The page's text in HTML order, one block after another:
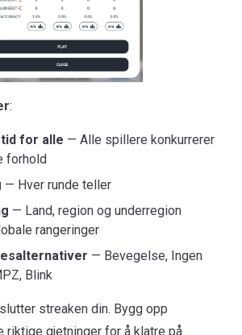
:
for alle — Alle spillere konkurrerer
forhold
— Hver runde teller
— Land, region og underregion
rangeringer
— Bevegelse, Ingen
Blink
streaken din. Bygg opp
riktige gjetninger for å klatre på